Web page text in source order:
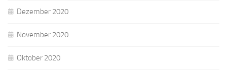
Dezember 2020
November 2020
Oktober 2020